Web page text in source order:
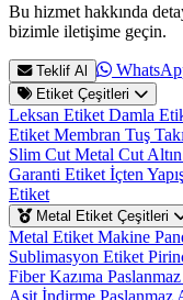
Bu hizmet hakkında
bizimle iletişime geçin.
Teklif Al
Etiket Çeşitleri
Leksan Etiket Damla
Etiket Membran Tuş
Slim Cut Metal Cut
Garanti Etiket İçten
Etiket
Metal Etiket Çeşitleri
Metal Etiket Makine
Sublimasyon Etiket
Fiber Kazıma
Asit İndirme Paslanmaz